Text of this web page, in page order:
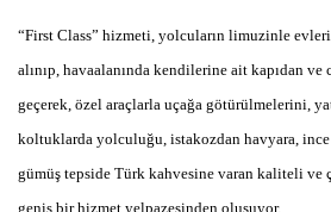
“First Class” hizmeti, yolcuların limuzinle
alınıp, havaalanında kendilerine ait kapıdan ve
geçerek, özel araçlarla uçağa götürülmelerini,
koltuklarda yolculuğu, istakozdan havyara,
gümüş tepside Türk kahvesine varan kaliteli ve
geniş bir hizmet yelpazesinden oluşuyor.